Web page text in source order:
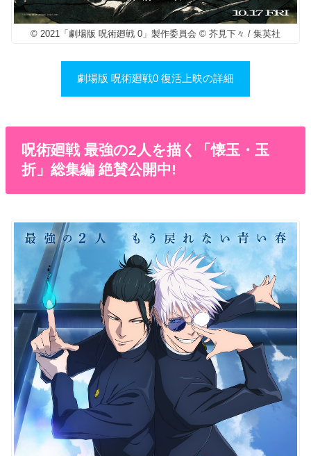
© 2021「劇場版 呪術廻戦 0」製作委員会 © 芥見下々 / 集英社
劇場版 呪術廻戦0 復活上映の詳細
呪術廻戦 最強の2人を描く「懐玉・玉
折」総集編 絶賛公開中!